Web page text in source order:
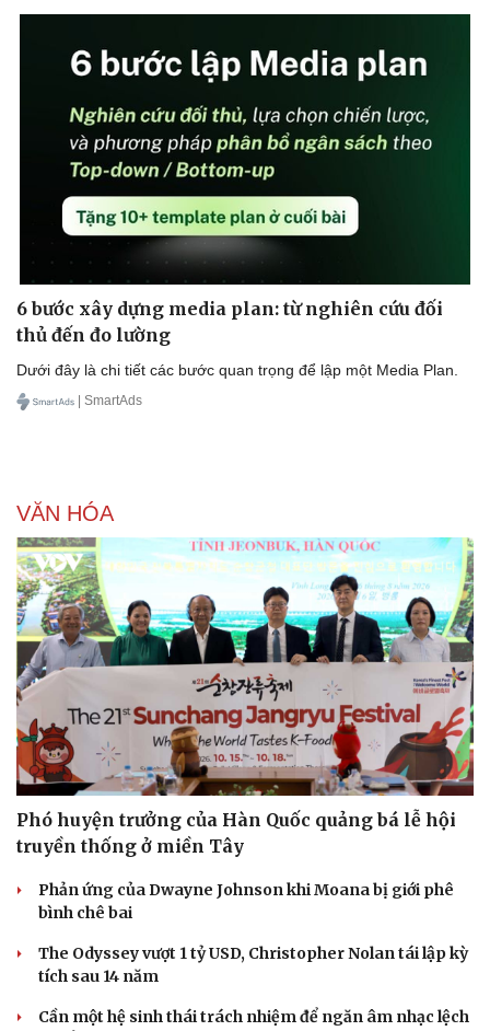
Doanh nghiệp
Thông tin doanh nghiệp
Doanh nghiệp 24h
Doanh nhân
Vì cộng đồng
Công nghệ
Sành điệu
Tin Công nghệ
Trải nghiệm
Chuyển đổi số
6 bước xây dựng media plan: từ nghiên cứu đối
thủ đến đo lường
Dưới đây là chi tiết các bước quan trọng để lập một Media Plan.
| SmartAds
VĂN HÓA
Phó huyện trưởng của Hàn Quốc quảng bá lễ hội
truyền thống ở miền Tây
Phản ứng của Dwayne Johnson khi Moana bị giới phê
bình chê bai
The Odyssey vượt 1 tỷ USD, Christopher Nolan tái lập kỳ
tích sau 14 năm
Cần một hệ sinh thái trách nhiệm để ngăn âm nhạc lệch